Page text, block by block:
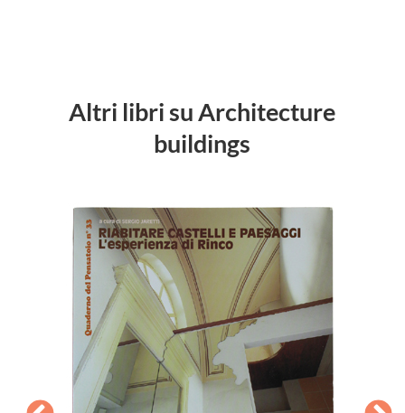
Altri libri su Architecture
buildings